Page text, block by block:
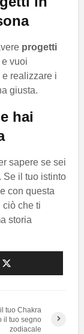
progetti
vuoi
realizzare i
giusta.
hai
sapere se sei
Se il tuo istinto
con questa
ciò che ti
storia
tuo Chakra
il tuo segno
zodiacale